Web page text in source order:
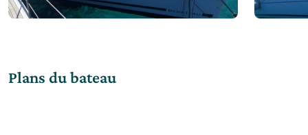
Plans du bateau